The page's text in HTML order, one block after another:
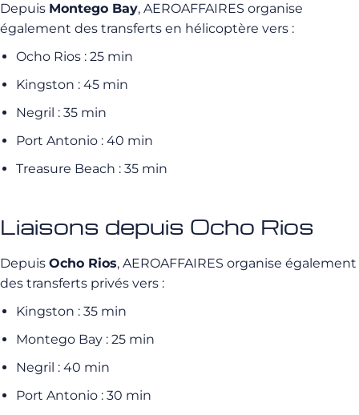
Depuis Montego Bay, AEROAFFAIRES organise
également des transferts en hélicoptère vers :
Ocho Rios : 25 min
Kingston : 45 min
Negril : 35 min
Port Antonio : 40 min
Treasure Beach : 35 min
Liaisons depuis Ocho Rios
Depuis Ocho Rios, AEROAFFAIRES organise également
des transferts privés vers :
Kingston : 35 min
Montego Bay : 25 min
Negril : 40 min
Port Antonio : 30 min